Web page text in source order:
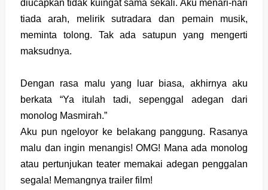
diucapkan tidak kuingat sama sekali. Aku menari-nari
tiada arah, melirik sutradara dan pemain musik,
meminta tolong. Tak ada satupun yang mengerti
maksudnya.
Dengan rasa malu yang luar biasa, akhirnya aku
berkata “Ya itulah tadi, sepenggal adegan dari
monolog Masmirah.”
Aku pun ngeloyor ke belakang panggung. Rasanya
malu dan ingin menangis! OMG! Mana ada monolog
atau pertunjukan teater memakai adegan penggalan
segala! Memangnya trailer film!